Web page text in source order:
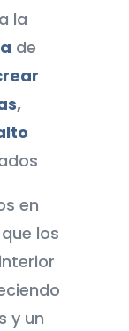
la
de
,
en
los
y un